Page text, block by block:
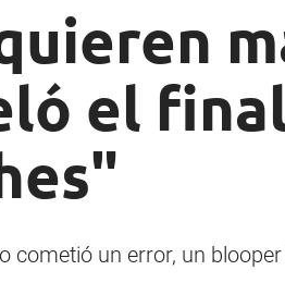
el
cometió un error, un